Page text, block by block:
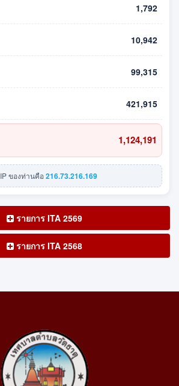
1,792
10,942
99,315
421,915
1,124,191
IP ของท่านคือ216.73.216.169
รายการ ITA 2569
รายการ ITA 2568